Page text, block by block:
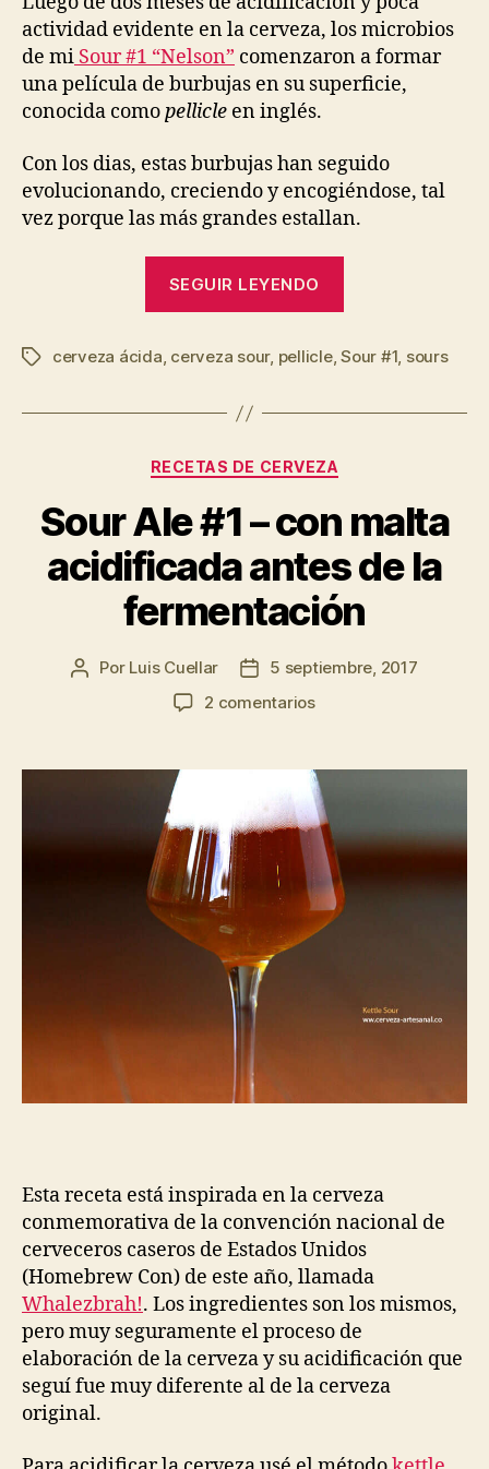
actividad evidente en la cerveza, los microbios
de mi Sour #1 “Nelson” comenzaron a formar
una película de burbujas en su superficie,
conocida comopellicle en inglés.
Con los dias, estas burbujas han seguido
evolucionando, creciendo y encogiéndose, tal
vez porque las más grandes estallan.
SEGUIR LEYENDO
los
Etiquetas
cerveza ácida, cerveza sour, pellicle,Sour #1, sours
Categorías
RECETAS DE CERVEZA
Sour Ale #1 – con malta
acidificada antes de la
fermentación
Autor
Por Luis Cuellar
Fecha5 septiembre, 2017
2 comentariosen
#1
–
con
malta
acidificada
antes
de
la
Esta receta está inspirada en la cerveza
conmemorativa de la convención nacional de
cerveceros caseros de Estados Unidos
(Homebrew Con) de este año, llamada
Whalezbrah!. Los ingredientes son los mismos,
pero muy seguramente el proceso de
elaboración de la cerveza y su acidificación que
seguí fue muy diferente al de la cerveza
original.